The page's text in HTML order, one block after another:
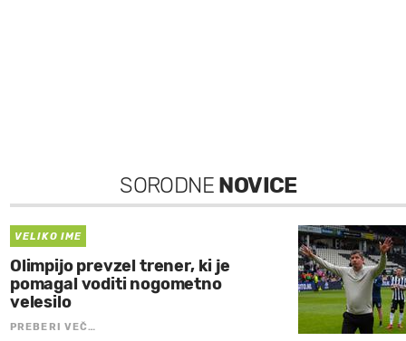
SORODNE NOVICE
VELIKO IME
Olimpijo prevzel trener, ki je
pomagal voditi nogometno
velesilo
PREBERI VEČ…